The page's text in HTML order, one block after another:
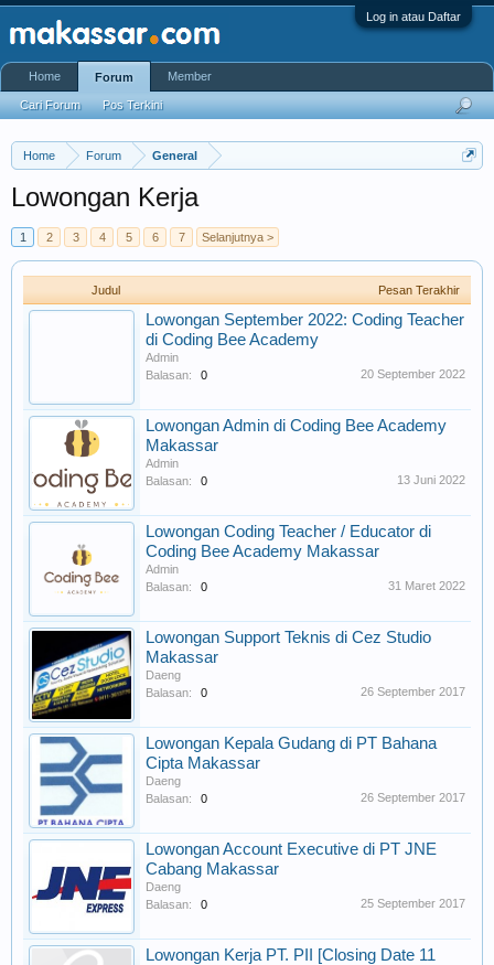
Log in atau Daftar
Home Forum General
Lowongan Kerja
1 2 3 4 5 6 7 Selanjutnya >
Judul Pesan Terakhir
Lowongan September 2022: Coding Teacher
di Coding Bee Academy
Admin
Balasan:
0 20 September 2022
Lowongan Admin di Coding Bee Academy
Makassar
Admin
Balasan:
0 13 Juni 2022
Lowongan Coding Teacher / Educator di
Coding Bee Academy Makassar
Admin
Balasan:
0 31 Maret 2022
Lowongan Support Teknis di Cez Studio
Makassar
Daeng
Balasan:
0 26 September 2017
Lowongan Kepala Gudang di PT Bahana
Cipta Makassar
Daeng
Balasan:
0 26 September 2017
Lowongan Account Executive di PT JNE
Cabang Makassar
Daeng
Balasan:
0 25 September 2017
Lowongan Kerja PT. PII [Closing Date 11
Home Forum
Cari Forum Pos Terkini
Member